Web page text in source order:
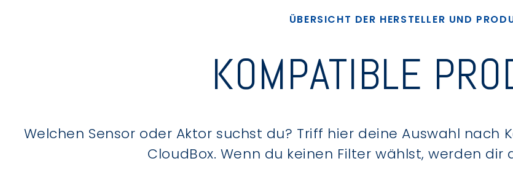
ÜBERSICHT DER HERSTELLER UND
KOMPATIBLE
Welchen Sensor oder Aktor suchst du? Triff hier deine Auswahl
CloudBox. Wenn du keinen Filter wählst, werden